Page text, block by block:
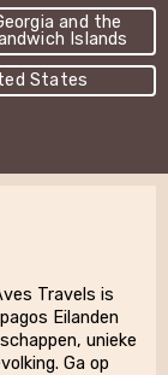
and the
Islands
States
Travels is
Eilanden
unieke
Ga op